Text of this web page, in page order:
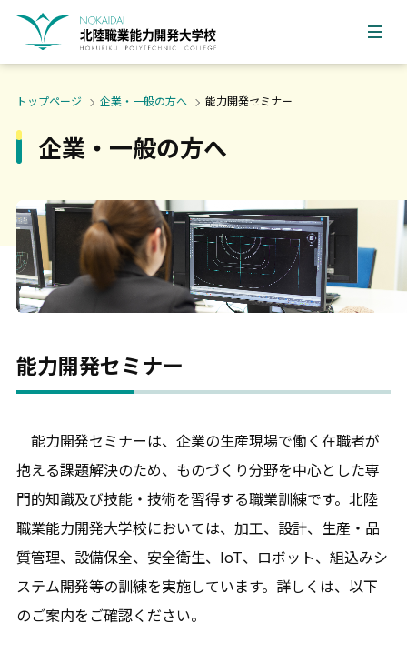
トップページ 企業・一般の方へ 能力開発セミナー
企業・一般の方へ
能力開発セミナー
能力開発セミナーは、企業の生産現場で働く在職者が
抱える課題解決のため、ものづくり分野を中心とした専
門的知識及び技能・技術を習得する職業訓練です。北陸
職業能力開発大学校においては、加工、設計、生産・品
質管理、設備保全、安全衛生、IoT、ロボット、組込みシ
ステム開発等の訓練を実施しています。詳しくは、以下
のご案内をご確認ください。